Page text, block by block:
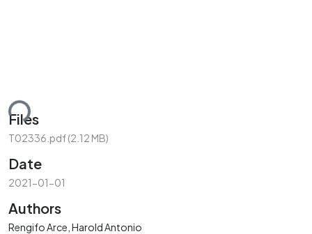
Files
T02336.pdf(2.12 MB)
Date
2021-01-01
Authors
Rengifo Arce, Harold Antonio